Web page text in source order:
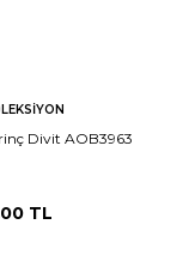
Divit AOB3963
TL